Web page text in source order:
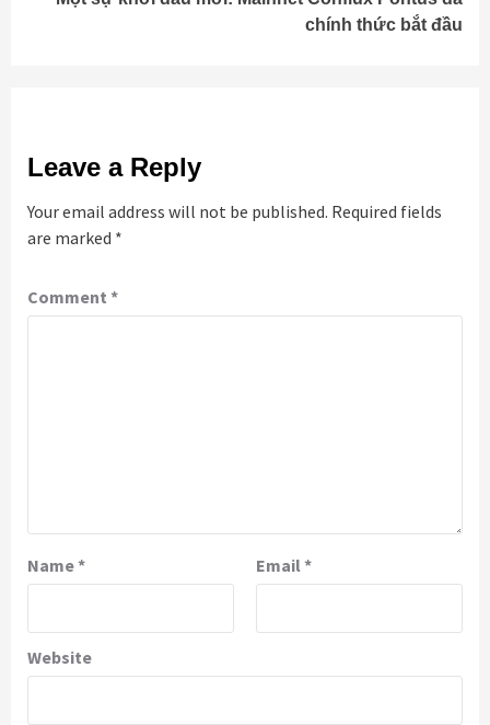
chính thức bắt đầu
Leave a Reply
Your email address will not be published. Required fields
are marked *
Comment *
Name* Email*
Website